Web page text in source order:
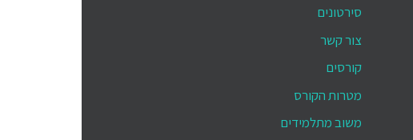
סירטונים
צור קשר
קורסים
מטרות הקורס
משוב מתלמידים